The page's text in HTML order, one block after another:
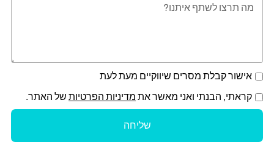
אישור קבלת מסרים שיווקיים מעת לעת
קראתי, הבנתי ואני מאשר את מדיניות הפרטיות של האתר.
שליחה